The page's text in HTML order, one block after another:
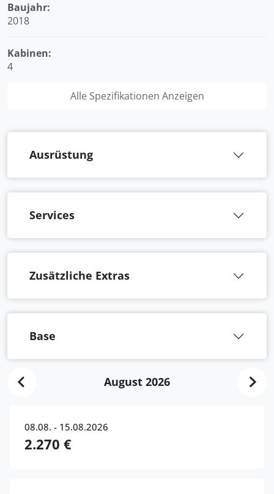
Baujahr:
2018
Kabinen:
4
Alle Spezifikationen Anzeigen
Ausrüstung
Services
Zusätzliche Extras
Base
August 2026
08.08. - 15.08.2026
2.270 €